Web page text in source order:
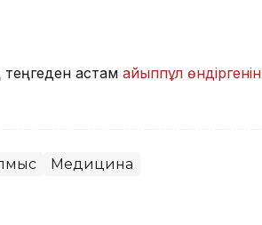
астам айыппұл өндіргенін
Медицина